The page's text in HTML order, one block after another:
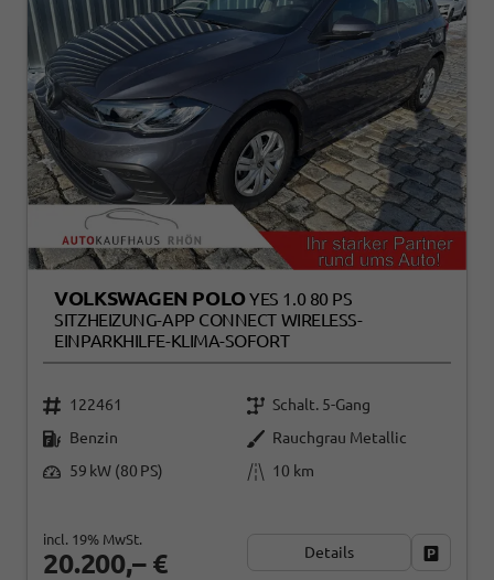
VOLKSWAGEN POLOYES 1.0 80 PS
SITZHEIZUNG-APP CONNECT WIRELESS-
EINPARKHILFE-KLIMA-SOFORT
122461
Schalt. 5-Gang
Benzin
Rauchgrau Metallic
59 kW (80 PS)
10 km
20.200,– €
incl. 19% MwSt.
Details